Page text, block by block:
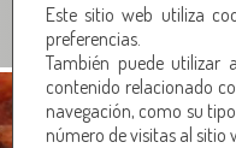
Este sitio web utiliza
preferencias.
También puede utilizar
contenido relacionado
navegación, como su
número de visitas al sitio